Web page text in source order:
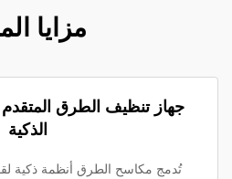
مزايا المنتج
جهاز تنظيف الطرق المتقدم مع
تُدمج مكاسح الطرق أنظمة ذكية لقمع